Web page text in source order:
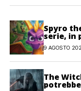
Spyro
serie, in
9 AGOSTO
The